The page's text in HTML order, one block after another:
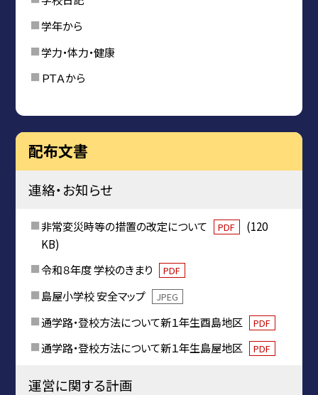
学年から
学力・体力・健康
ＰＴＡから
配布文書
連絡・お知らせ
非常変災時等の措置の改定について PDF
(120
KB)
令和８年度 学校のきまり
PDF
島屋小学校 安全マップ JPEG
通学路・登校方法について新１年生酉島地区 PDF
通学路・登校方法について新１年生島屋地区 PDF
運営に関する計画